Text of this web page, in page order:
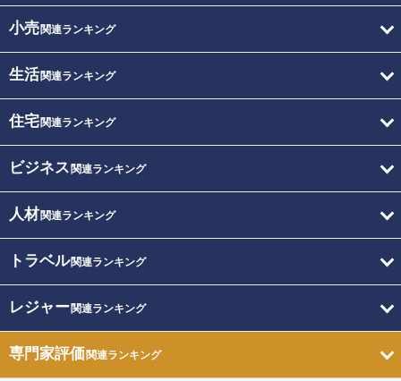
小売関連ランキング
生活関連ランキング
住宅関連ランキング
ビジネス 関連ランキング
人材関連ランキング
トラベル関連ランキング
レジャー関連ランキング
専門家評価関連ランキング